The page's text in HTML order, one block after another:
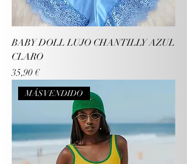
BABY DOLL LUJO CHANTILLY AZUL
CLARO
Precio
35,90 €
MÁS VENDIDO